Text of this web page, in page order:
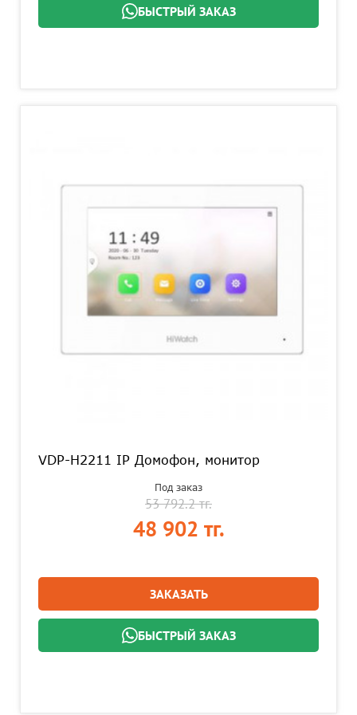
БЫСТРЫЙ ЗАКАЗ
VDP-H2211 IP Домофон, монитор
Под заказ
53 792.2 тг.
48 902 тг.
ЗАКАЗАТЬ
БЫСТРЫЙ ЗАКАЗ